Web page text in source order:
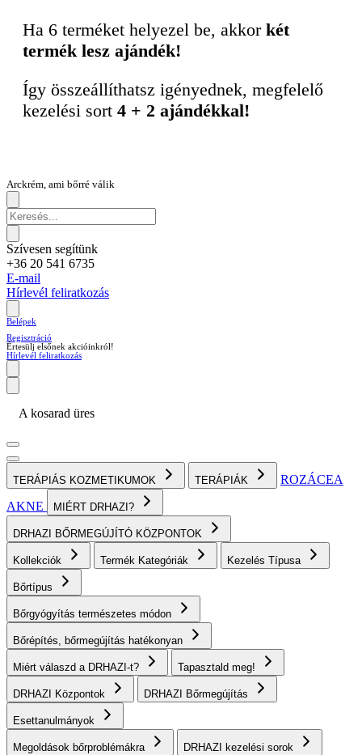
Ha 6 terméket helyezel be, akkor két
termék lesz ajándék!
Így összeállíthatsz igényednek, megfelelő
kezelési sort 4 + 2 ajándékkal!
Arckrém, ami bőrré válik
Szívesen segítünk
+36 20 541 6735
E-mail
Hírlevél feliratkozás
Belépek
Regisztráció
Értesülj elsőnek akcióinkról!
Hírlevél feliratkozás
A kosarad üres
TERÁPIÁS KOZMETIKUMOK TERÁPIÁK
ROZÁCEA
AKNE
MIÉRT DRHAZI?
DRHAZI BŐRMEGÚJÍTÓ KÖZPONTOK
Kollekciók Termék Kategóriák Kezelés Típusa
Bőrtípus
Bőrgyógyítás természetes módon
Bőrépítés, bőrmegújítás hatékonyan
Miért válaszd a DRHAZI-t? Tapasztald meg!
DRHAZI Központok DRHAZI Bőrmegújítás
Esettanulmányok
Megoldások bőrproblémákra DRHAZI kezelési sorok